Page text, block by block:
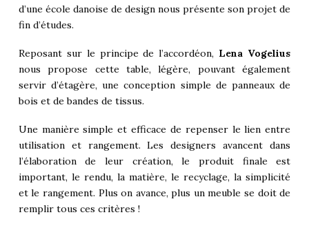
d’une école danoise de design nous présente son projet de
fin d’études.
Reposant sur le principe de l’accordéon, Lena Vogelius
nous propose cette table, légère, pouvant également
servir d’étagère, une conception simple de panneaux de
bois et de bandes de tissus.
Une manière simple et efficace de repenser le lien entre
utilisation et rangement. Les designers avancent dans
l’élaboration de leur création, le produit finale est
important, le rendu, la matière, le recyclage, la simplicité
et le rangement. Plus on avance, plus un meuble se doit de
remplir tous ces critères !